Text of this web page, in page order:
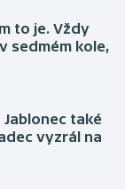
to je. Vždy
sedmém kole,
také
vyzrál na